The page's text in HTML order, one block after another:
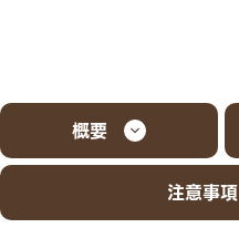
概要
注意事項